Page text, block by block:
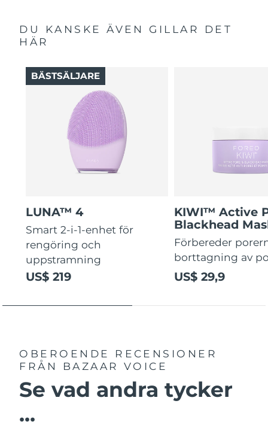
DU KANSKE ÄVEN GILLAR DET
HÄR
LUNA™ 4
Smart 2-i-1-enhet för
rengöring och
uppstramning
US$ 219
BÄSTSÄLJARE
KIWI™ Active
Blackhead
Förbereder
borttagning av
US$ 29,9
OBEROENDE RECENSIONER
FRÅN BAZAAR VOICE
Se vad andra tycker
...